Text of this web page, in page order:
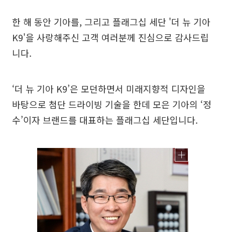
한 해 동안 기아를, 그리고 플래그십 세단 '더 뉴 기아
K9'을 사랑해주신 고객 여러분께 진심으로 감사드립
니다.
‘더 뉴 기아 K9’은 모던하면서 미래지향적 디자인을
바탕으로 첨단 드라이빙 기술을 한데 모은 기아의 ‘정
수’이자 브랜드를 대표하는 플래그십 세단입니다.